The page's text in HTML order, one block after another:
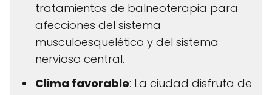
tratamientos de balneoterapia para
afecciones del sistema
musculoesquelético y del sistema
nervioso central.
Clima favorable: La ciudad disfruta de